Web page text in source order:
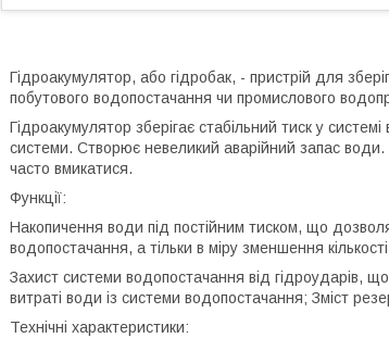
Гідроакумулятор, або гідробак, - пристрій для
побутового водопостачання чи промислового
Гідроакумулятор зберігає стабільний тиск у
системи. Створює невеликий аварійний запас
часто вмикатися.
Функції:
Накопичення води під постійним тиском, що
водопостачання, а тільки в міру зменшення
Захист системи водопостачання від гідроударів,
витраті води із системи водопостачання; Зміст
Технічні характеристики: